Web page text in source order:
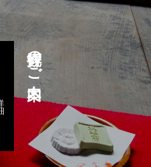
拝観のご案内